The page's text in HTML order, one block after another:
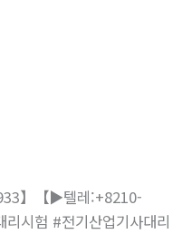
】【▶텔레:+8210-
시험 #전기산업기사대리